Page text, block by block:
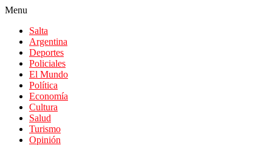
Menu
Salta
Argentina
Deportes
Policiales
El Mundo
Política
Economía
Cultura
Salud
Turismo
Opinión